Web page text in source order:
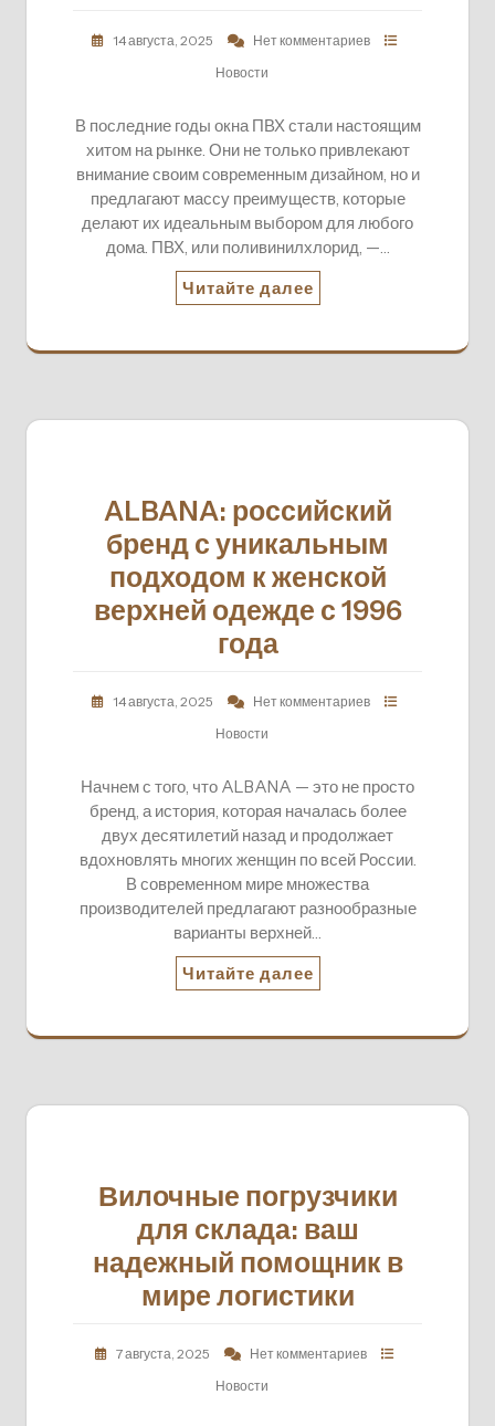
14 августа, 2025
Нет комментариев
Новости
В последние годы окна ПВХ стали настоящим
хитом на рынке. Они не только привлекают
внимание своим современным дизайном, но и
предлагают массу преимуществ, которые
делают их идеальным выбором для любого
дома. ПВХ, или поливинилхлорид, —…
Читайте далее
ALBANA: российский
бренд с уникальным
подходом к женской
верхней одежде с 1996
года
14 августа, 2025
Нет комментариев
Новости
Начнем с того, что ALBANA — это не просто
бренд, а история, которая началась более
двух десятилетий назад и продолжает
вдохновлять многих женщин по всей России.
В современном мире множества
производителей предлагают разнообразные
варианты верхней…
Читайте далее
Вилочные погрузчики
для склада: ваш
надежный помощник в
мире логистики
7 августа, 2025
Нет комментариев
Новости